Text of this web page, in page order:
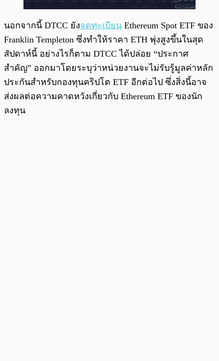
นอกจากนี้ DTCC ยังจดทะเบียน Ethereum Spot ETF ของ
Franklin Templeton ซึ่งทำให้ราคา ETH พุ่งสูงขึ้นในสุด
สัปดาห์นี้ อย่างไรก็ตาม DTCC ได้ปล่อย “ประกาศ
สำคัญ” ออกมาโดยระบุว่าหน่วยงานจะไม่รับรู้มูลค่าหลัก
ประกันสำหรับกองทุนคริปโต ETF อีกต่อไป ซึ่งสิ่งนี้อาจ
ส่งผลต่อความคาดหวังเกี่ยวกับ Ethereum ETF ของนัก
ลงทุน